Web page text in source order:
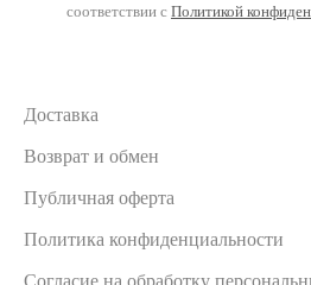
Доставка
Возврат и обмен
Публичная оферта
Политика конфиденциальности
Согласие на обработку
соответствии с Политикой